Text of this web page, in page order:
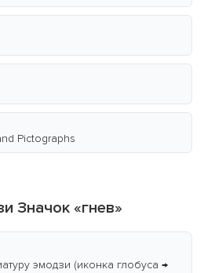
Pictographs
Значок «гнев»
эмодзи (иконка глобуса →